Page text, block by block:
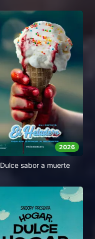
2026
Dulce sabor a muerte